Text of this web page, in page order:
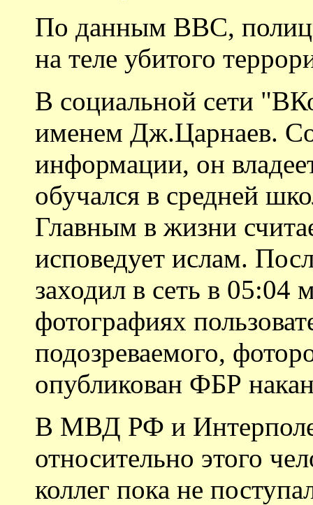
По данным BBC,
на теле убитого
В социальной сети
именем Дж.Царнаев.
информации, он
обучался в средней
Главным в жизни
исповедует ислам.
заходил в сеть в 05:04
фотографиях
подозреваемого,
опубликован ФБР
В МВД РФ и Интерполе
относительно этого
коллег пока не